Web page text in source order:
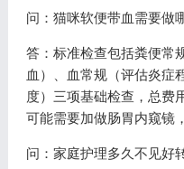
问：猫咪软便带血需要做
答：标准检查包括粪便常
血）、血常规（评估炎症
度）三项基础检查，总费
可能需要加做肠胃内窥镜
问：家庭护理多久不见好